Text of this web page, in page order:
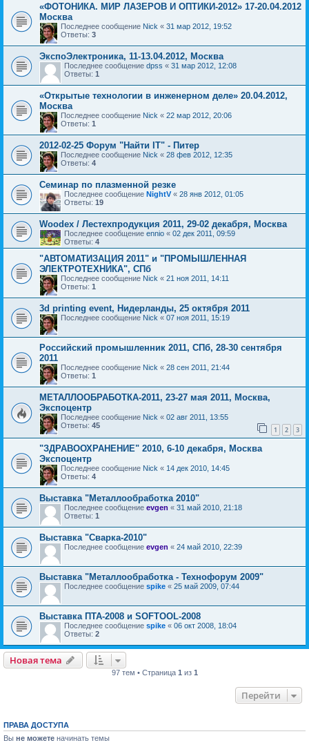
«ФОТОНИКА. МИР ЛАЗЕРОВ И ОПТИКИ-2012» 17-20.04.2012
Москва
Последнее сообщение Nick « 31 мар 2012, 19:52
Ответы: 3
ЭкспоЭлектроника, 11-13.04.2012, Москва
Последнее сообщение dpss « 31 мар 2012, 12:08
Ответы: 1
«Открытые технологии в инженерном деле» 20.04.2012,
Москва
Последнее сообщение Nick « 22 мар 2012, 20:06
Ответы: 1
2012-02-25 Форум "Найти IT" - Питер
Последнее сообщение Nick « 28 фев 2012, 12:35
Ответы: 4
Семинар по плазменной резке
Последнее сообщение NightV« 28 янв 2012, 01:05
Ответы: 19
Woodex / Лестехпродукция 2011, 29-02 декабря, Москва
Последнее сообщение ennio « 02 дек 2011, 09:59
Ответы: 4
"АВТОМАТИЗАЦИЯ 2011" и "ПРОМЫШЛЕННАЯ
ЭЛЕКТРОТЕХНИКА", СПб
Последнее сообщение Nick « 21 ноя 2011, 14:11
Ответы: 1
3d printing event, Нидерланды, 25 октября 2011
Последнее сообщение Nick « 07 ноя 2011, 15:19
Российский промышленник 2011, СПб, 28-30 сентября
2011
Последнее сообщение Nick « 28 сен 2011, 21:44
Ответы: 1
МЕТАЛЛООБРАБОТКА-2011, 23-27 мая 2011, Москва,
Экспоцентр
Последнее сообщение Nick « 02 авг 2011, 13:55
Ответы: 45 1 2 3
"ЗДРАВООХРАНЕНИЕ" 2010, 6-10 декабря, Москва
Экспоцентр
Последнее сообщение Nick « 14 дек 2010, 14:45
Ответы: 4
Выставка "Металлообработка 2010"
Последнее сообщение evgen « 31 май 2010, 21:18
Ответы: 1
Выставка "Сварка-2010"
Последнее сообщение evgen « 24 май 2010, 22:39
Выставка "Металлообработка - Технофорум 2009"
Последнее сообщение spike « 25 май 2009, 07:44
Выставка ПТА-2008 и SOFTOOL-2008
Последнее сообщение spike « 06 окт 2008, 18:04
Ответы: 2
Новая тема
97 тем • Страница 1 из 1
Перейти
ПРАВА ДОСТУПА
Вы не можете начинать темы